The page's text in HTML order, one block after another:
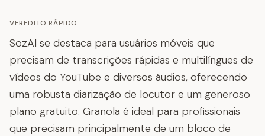
VEREDITO RÁPIDO
SozAI se destaca para usuários móveis que
precisam de transcrições rápidas e multilíngues de
vídeos do YouTube e diversos áudios, oferecendo
uma robusta diarização de locutor e um generoso
plano gratuito. Granola é ideal para profissionais
que precisam principalmente de um bloco de